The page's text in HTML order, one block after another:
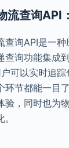
流查询API
查询API是一
查询功能集成
可以实时追
环节都能一目
验，同时也为